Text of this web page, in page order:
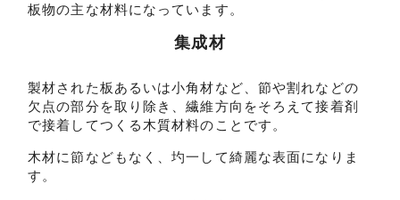
板物の主な材料になっています。
集成材
製材された板あるいは小角材など、節や割れなどの
欠点の部分を取り除き、繊維方向をそろえて接着剤
で接着してつくる木質材料のことです。
木材に節などもなく、圴一して綺麗な表面になりま
す。